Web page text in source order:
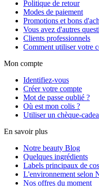
Politique de retour
Modes de paiement
Promotions et bons
Vous avez d'autres
Clients professionnels
Comment utiliser votre
Mon compte
Identifiez-vous
Créer votre compte
Mot de passe oublié ?
Où est mon colis ?
Utiliser un chèque-
En savoir plus
Notre beauty Blog
Quelques ingrédients
Labels principaux de
L'environnement selon
Nos offres du moment